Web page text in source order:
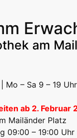
am
Mo – Sa 9 – 19 Uhr
ab 2. Februar
Mailänder Platz
09:00 – 19:00 Uhr